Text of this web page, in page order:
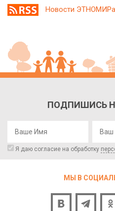
Новости ЭТНОМИРа
ПОДПИШИСЬ
Я даю согласие на обработку
МЫ В